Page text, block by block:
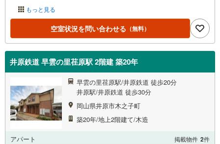
もっと見る
空室状況を問い合わせる （無料）
井原鉄道 早雲の里荏原駅 2階建 築20年
早雲の里荏原駅/井原鉄道 徒歩20分
井原駅/井原鉄道 徒歩30分
岡山県井原市木之子町
築20年/地上2階建て/木造
アパート 掲載物件 2件